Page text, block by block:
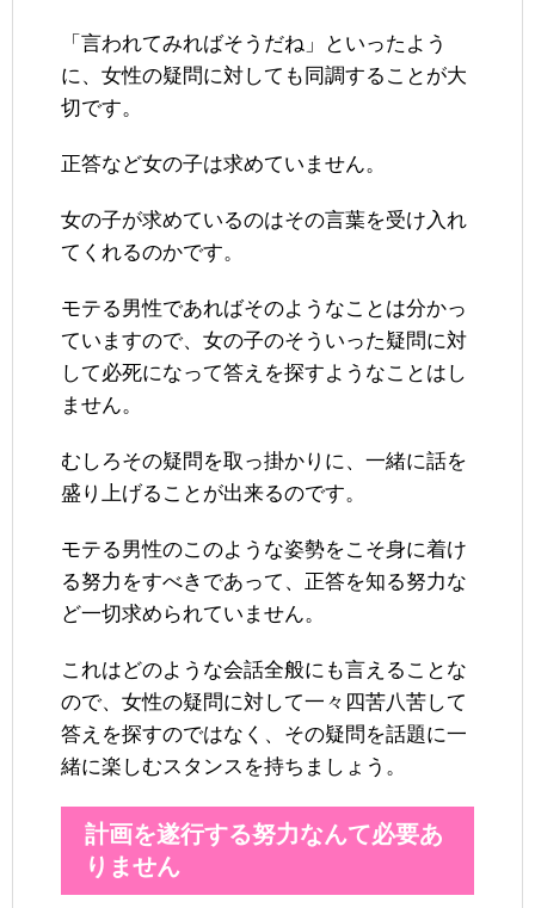
「言われてみればそうだね」といったよう
に、女性の疑問に対しても同調することが大
切です。
正答など女の子は求めていません。
女の子が求めているのはその言葉を受け入れ
てくれるのかです。
モテる男性であればそのようなことは分かっ
ていますので、女の子のそういった疑問に対
して必死になって答えを探すようなことはし
ません。
むしろその疑問を取っ掛かりに、一緒に話を
盛り上げることが出来るのです。
モテる男性のこのような姿勢をこそ身に着け
る努力をすべきであって、正答を知る努力な
ど一切求められていません。
これはどのような会話全般にも言えることな
ので、女性の疑問に対して一々四苦八苦して
答えを探すのではなく、その疑問を話題に一
緒に楽しむスタンスを持ちましょう。
計画を遂行する努力なんて必要あ
りません